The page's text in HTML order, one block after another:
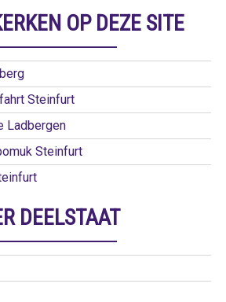
OP DEZE SITE
Steinfurt
Ladbergen
Steinfurt
DEELSTAAT